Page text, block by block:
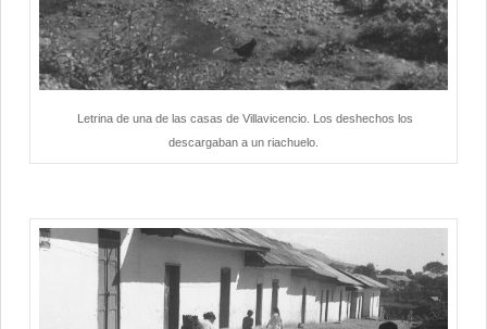
Letrina de una de las casas de Villavicencio. Los deshechos los
descargaban a un riachuelo.